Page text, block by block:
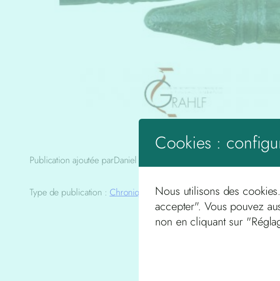
Publication ajoutée parDaniel Terras
Type de publication : Chroniques
Cookies :
Nous utilisons des
accepter". Vous pouvez
non en cliquant sur